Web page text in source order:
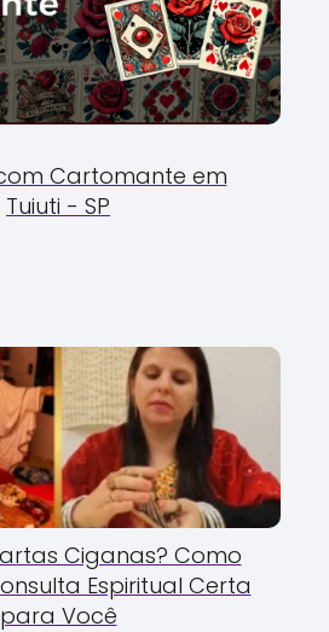
Cartomante em
Tuiuti - SP
Ciganas? Como
Espiritual Certa
para Você